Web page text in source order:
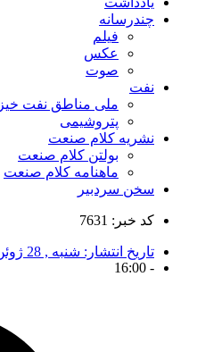
چندرسانه
فیلم
عکس
صوت
نفت
ملی مناطق نفت خیز
پتروشیمی
نشریه کلام صنعت
بولتن کلام صنعت
ماهنامه کلام صنعت
سخن سردبیر
کد خبر: 7631
تاریخ انتشار: شنبه , 28 ژوئن , 2025
-
16:00